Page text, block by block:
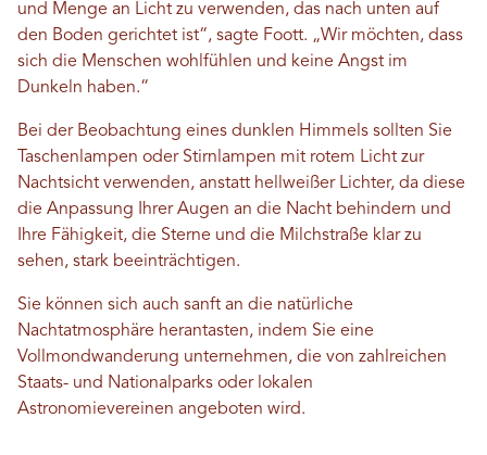
und Menge an Licht zu verwenden, das nach unten auf
den Boden gerichtet ist“, sagte Foott. „Wir möchten, dass
sich die Menschen wohlfühlen und keine Angst im
Dunkeln haben.“
Bei der Beobachtung eines dunklen Himmels sollten Sie
Taschenlampen oder Stirnlampen mit rotem Licht zur
Nachtsicht verwenden, anstatt hellweißer Lichter, da diese
die Anpassung Ihrer Augen an die Nacht behindern und
Ihre Fähigkeit, die Sterne und die Milchstraße klar zu
sehen, stark beeinträchtigen.
Sie können sich auch sanft an die natürliche
Nachtatmosphäre herantasten, indem Sie eine
Vollmondwanderung unternehmen, die von zahlreichen
Staats- und Nationalparks oder lokalen
Astronomievereinen angeboten wird.